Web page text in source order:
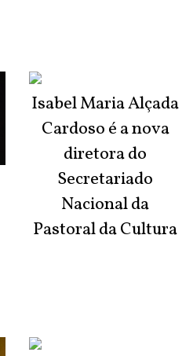
Isabel Maria Alçada
Cardoso é a nova
diretora do
Secretariado
Nacional da
Pastoral da Cultura